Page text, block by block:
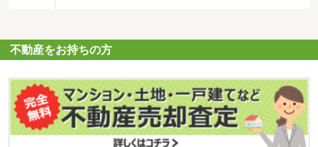
不動産をお持ちの方